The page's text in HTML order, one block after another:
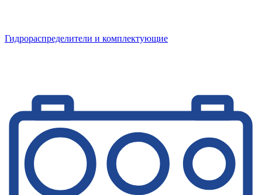
Гидрораспределители и комплектующие